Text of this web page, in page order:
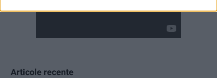
Articole recente